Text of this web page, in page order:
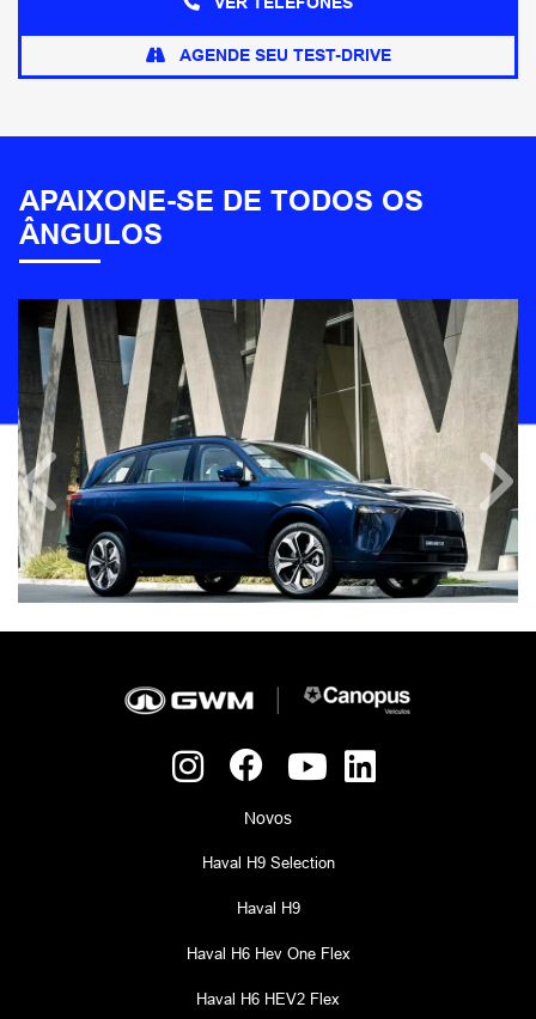
AGENDE SEU TEST-DRIVE
APAIXONE-SE DE TODOS OS
ÂNGULOS
Anterior
Novos
Haval H9 Selection
Haval H9
Haval H6 Hev One Flex
Haval H6 HEV2 Flex